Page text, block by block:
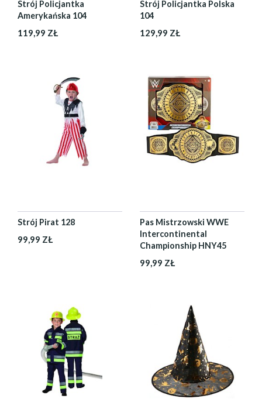
Strój Policjantka
Amerykańska 104
119,99 ZŁ
Strój Policjantka Polska
104
129,99 ZŁ
Strój Pirat 128
99,99 ZŁ
Pas Mistrzowski WWE
Intercontinental
Championship HNY45
99,99 ZŁ